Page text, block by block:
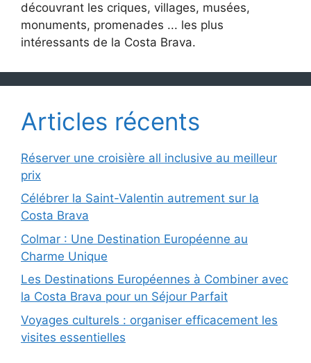
découvrant les criques, villages, musées,
monuments, promenades ... les plus
intéressants de la Costa Brava.
Articles récents
Réserver une croisière all inclusive au meilleur
prix
Célébrer la Saint-Valentin autrement sur la
Costa Brava
Colmar : Une Destination Européenne au
Charme Unique
Les Destinations Européennes à Combiner avec
la Costa Brava pour un Séjour Parfait
Voyages culturels : organiser efficacement les
visites essentielles